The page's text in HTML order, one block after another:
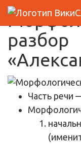
разбор
Часть речи